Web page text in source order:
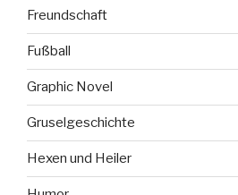
Freundschaft
Fußball
Graphic Novel
Gruselgeschichte
Hexen und Heiler